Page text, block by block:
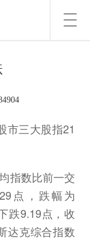
三大股指21
指数比前一交
点，跌幅为
跌9.19点，收
达克综合指数